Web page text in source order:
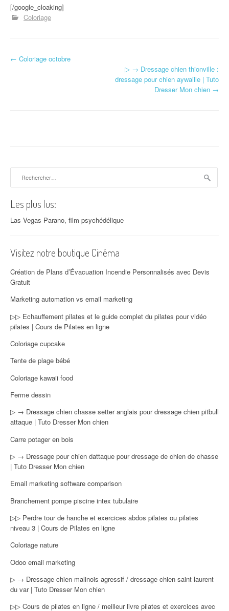
[/google_cloaking]
Coloriage
Navigation d'article
← Coloriage octobre
▷ → Dressage chien thionville :
dressage pour chien aywaille | Tuto
Dresser Mon chien →
Les plus lus:
Las Vegas Parano, film psychédélique
Visitez notre boutique Cinéma
Création de Plans d’Évacuation Incendie Personnalisés avec Devis
Gratuit
Marketing automation vs email marketing
▷▷ Echauffement pilates et le guide complet du pilates pour vidéo
pilates | Cours de Pilates en ligne
Coloriage cupcake
Tente de plage bébé
Coloriage kawaii food
Ferme dessin
▷ → Dressage chien chasse setter anglais pour dressage chien pitbull
attaque | Tuto Dresser Mon chien
Carre potager en bois
▷ → Dressage pour chien dattaque pour dressage de chien de chasse
| Tuto Dresser Mon chien
Email marketing software comparison
Branchement pompe piscine intex tubulaire
▷▷ Perdre tour de hanche et exercices abdos pilates ou pilates
niveau 3 | Cours de Pilates en ligne
Coloriage nature
Odoo email marketing
▷ → Dressage chien malinois agressif / dressage chien saint laurent
du var | Tuto Dresser Mon chien
▷▷ Cours de pilates en ligne / meilleur livre pilates et exercices avec